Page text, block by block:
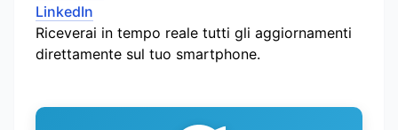
LinkedIn
Riceverai in tempo reale tutti gli aggiornamenti
direttamente sul tuo smartphone.